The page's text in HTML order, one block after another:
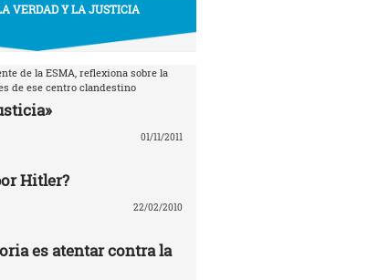
VERDAD Y LA JUSTICIA
de la ESMA, reflexiona sobre la
de ese centro clandestino
01/11/2011
Hitler?
22/02/2010
es atentar contra la